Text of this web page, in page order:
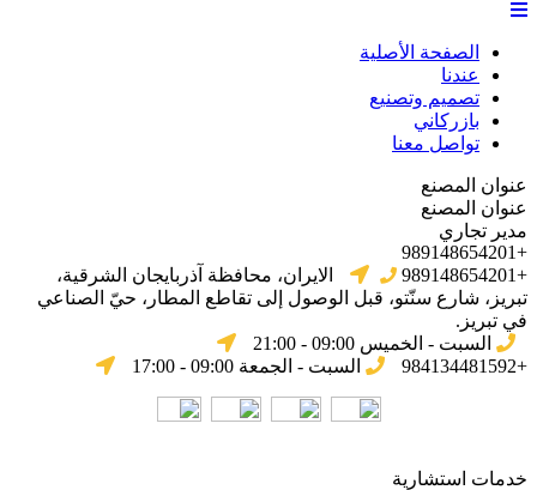
الصفحة الأصلية
عندنا
تصميم وتصنيع
بازركاني
تواصل معنا
عنوان المصنع
عنوان المصنع
مدير تجاري
+989148654201
+989148654201
الایران، محافظة آذربایجان الشرقیة،
تبریز، شارع سنّتو، قبل الوصول إلى تقاطع المطار، حيّ الصناعي
في تبریز.
السبت - الخميس 09:00 - 21:00
+984134481592
السبت - الجمعة 09:00 - 17:00
خدمات استشارية